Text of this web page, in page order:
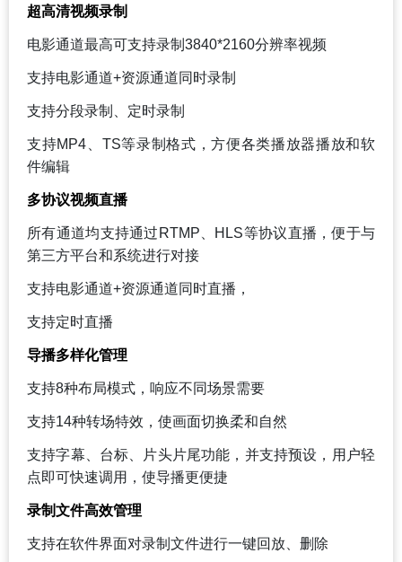
超高清视频录制
电影通道最高可支持录制3840*2160分辨率视频
支持电影通道+资源通道同时录制
支持分段录制、定时录制
支持MP4、TS等录制格式，方便各类播放器播放和软
件编辑
多协议视频直播
所有通道均支持通过RTMP、HLS等协议直播，便于与
第三方平台和系统进行对接
支持电影通道+资源通道同时直播，
支持定时直播
导播多样化管理
支持8种布局模式，响应不同场景需要
支持14种转场特效，使画面切换柔和自然
支持字幕、台标、片头片尾功能，并支持预设，用户轻
点即可快速调用，使导播更便捷
录制文件高效管理
支持在软件界面对录制文件进行一键回放、删除